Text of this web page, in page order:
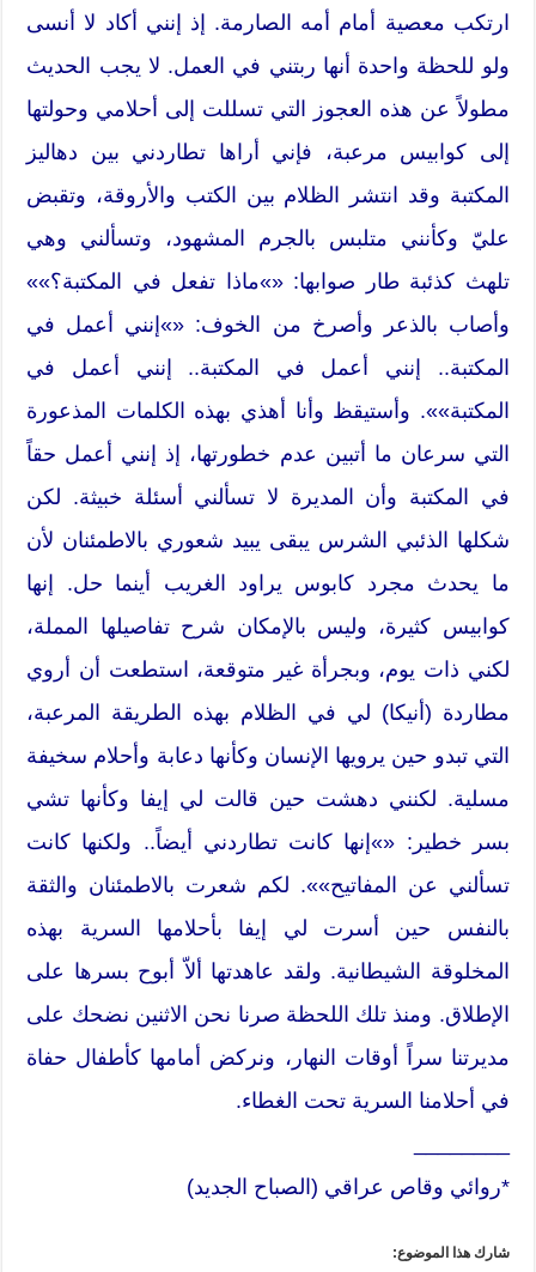
ارتكب معصية أمام أمه الصارمة. إذ إنني أكاد لا أنسى
ولو للحظة واحدة أنها ربتني في العمل. لا يجب الحديث
مطولاً عن هذه العجوز التي تسللت إلى أحلامي وحولتها
إلى كوابيس مرعبة، فإني أراها تطاردني بين دهاليز
المكتبة وقد انتشر الظلام بين الكتب والأروقة، وتقبض
عليّ وكأنني متلبس بالجرم المشهود، وتسألني وهي
تلهث كذئبة طار صوابها: «»ماذا تفعل في المكتبة؟»»
وأصاب بالذعر وأصرخ من الخوف: «»إنني أعمل في
المكتبة.. إنني أعمل في المكتبة.. إنني أعمل في
المكتبة»». وأستيقظ وأنا أهذي بهذه الكلمات المذعورة
التي سرعان ما أتبين عدم خطورتها، إذ إنني أعمل حقاً
في المكتبة وأن المديرة لا تسألني أسئلة خبيثة. لكن
شكلها الذئبي الشرس يبقى يبيد شعوري بالاطمئنان لأن
ما يحدث مجرد كابوس يراود الغريب أينما حل. إنها
كوابيس كثيرة، وليس بالإمكان شرح تفاصيلها المملة،
لكني ذات يوم، وبجرأة غير متوقعة، استطعت أن أروي
مطاردة (أنيكا) لي في الظلام بهذه الطريقة المرعبة،
التي تبدو حين يرويها الإنسان وكأنها دعابة وأحلام سخيفة
مسلية. لكنني دهشت حين قالت لي إيفا وكأنها تشي
بسر خطير: «»إنها كانت تطاردني أيضاً.. ولكنها كانت
تسألني عن المفاتيح»». لكم شعرت بالاطمئنان والثقة
بالنفس حين أسرت لي إيفا بأحلامها السرية بهذه
المخلوقة الشيطانية. ولقد عاهدتها ألاّ أبوح بسرها على
الإطلاق. ومنذ تلك اللحظة صرنا نحن الاثنين نضحك على
مديرتنا سراً أوقات النهار، ونركض أمامها كأطفال حفاة
في أحلامنا السرية تحت الغطاء.
*روائي وقاص عراقي (الصباح الجديد)
شارك هذا الموضوع: